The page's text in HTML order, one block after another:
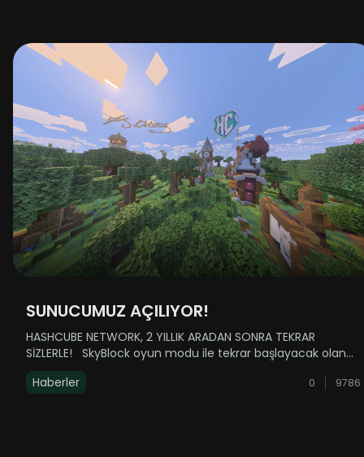
SUNUCUMUZ AÇILIYOR!
HASHCUBE NETWORK, 2 YILLIK ARADAN SONRA TEKRAR
SİZLERLE! SkyBlock oyun modu ile tekrar başlayacak olan
serüvenimizde sizlere daha akıcı ve stabil bir oyun
deneyimi ile küçük-orta ölçekli pek çok yenilik
Haberler 0 9786